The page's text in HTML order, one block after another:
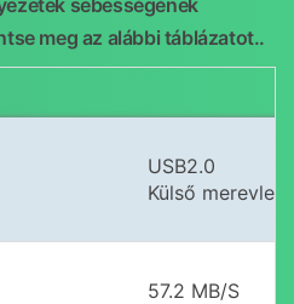
sebességének
meg az alábbi táblázatot..
USB2.0
Külső
57.2 MB/S